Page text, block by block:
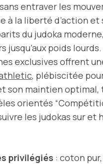
entraver les
à la liberté d’action et
du judoka
jusqu’aux poids lourds.
exclusives offrent
, plébiscitée
son maintien optimal,
orientés
les judokas sur et
privilégiés : coton